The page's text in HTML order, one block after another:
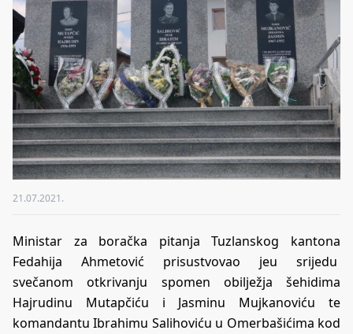
21.07.2021.
Ministar za boračka pitanja Tuzlanskog kantona
Fedahija Ahmetović prisustvovao jeu srijedu
svečanom otkrivanju spomen obilježja šehidima
Hajrudinu Mutapčiću i Jasminu Mujkanoviću te
komandantu Ibrahimu Salihoviću u Omerbašićima kod